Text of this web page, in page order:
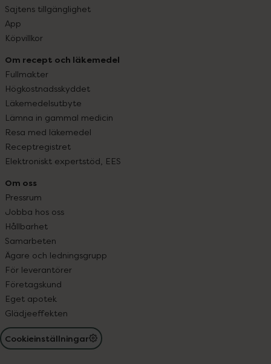
Sajtens tillgänglighet
App
Köpvillkor
Om recept och läkemedel
Fullmakter
Högkostnadsskyddet
Läkemedelsutbyte
Lämna in gammal medicin
Resa med läkemedel
Receptregistret
Elektroniskt expertstöd, EES
Om oss
Pressrum
Jobba hos oss
Hållbarhet
Samarbeten
Ägare och ledningsgrupp
För leverantörer
Företagskund
Eget apotek
Glädjeeffekten
Cookieinställningar